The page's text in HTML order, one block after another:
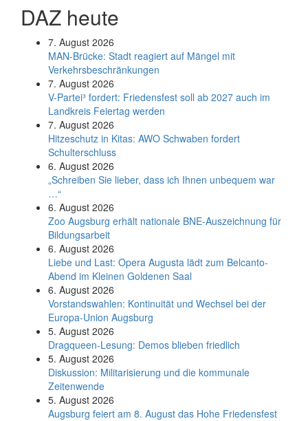
DAZ heute
7. August 2026
MAN-Brücke: Stadt reagiert auf Mängel mit
Verkehrsbeschränkungen
7. August 2026
V-Partei­³ fordert: Friedens­fest soll ab 2027 auch im
Land­kreis Feier­tag werden
7. August 2026
Hitzeschutz in Kitas: AWO Schwaben fordert
Schulterschluss
6. August 2026
„Schreiben Sie lieber, dass ich Ihnen unbequem war
…“
6. August 2026
Zoo Augsburg erhält nationale BNE-Auszeichnung für
Bildungsarbeit
6. August 2026
Liebe und Last: Opera Augusta lädt zum Belcanto-
Abend im Kleinen Goldenen Saal
6. August 2026
Vorstandswahlen: Kontinuität und Wechsel bei der
Europa-Union Augsburg
5. August 2026
Dragqueen-Lesung: Demos blieben friedlich
5. August 2026
Diskussion: Mi­li­ta­ri­sie­rung und die kommunale
Zeitenwende
5. August 2026
Augsburg feiert am 8. August das Hohe Friedensfest